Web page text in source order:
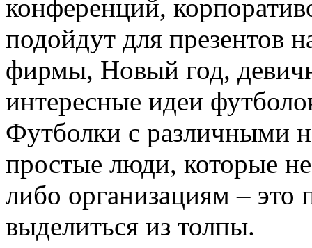
конференций,
подойдут для презентов
фирмы, Новый год,
интересные идеи
Футболки с различными
простые люди, которые
либо организациям – это
выделиться из толпы.